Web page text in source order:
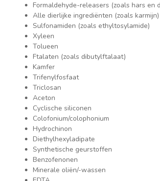
Formaldehyde-releasers (zoals hars en
Alle dierlijke ingrediënten (zoals karmijn)
Sulfonamiden (zoals ethyltosylamide)
Xyleen
Tolueen
Ftalaten (zoals dibutylftalaat)
Kamfer
Trifenylfosfaat
Triclosan
Aceton
Cyclische siliconen
Colofonium/colophonium
Hydrochinon
Diethylhexyladipate
Synthetische geurstoffen
Benzofenonen
Minerale oliën/-wassen